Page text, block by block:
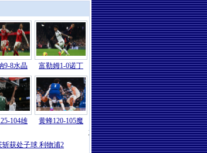
9-8水晶 富勒姆1-0诺丁
104雄
黄蜂120-105魔
意甲|卡卢卢破门伊尔迪兹建功 尤文2-
获处子球 利物浦2